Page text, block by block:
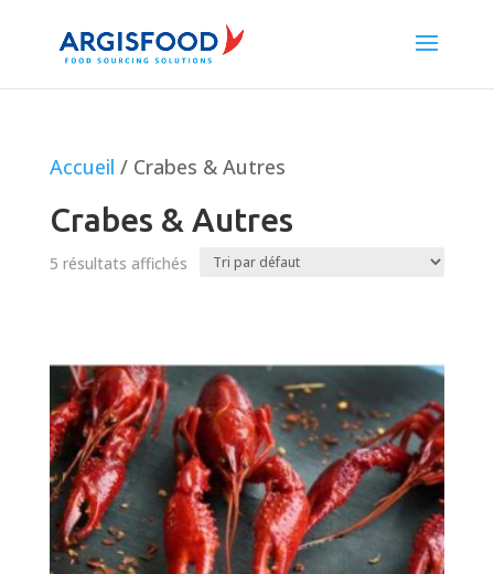
Accueil / Crabes & Autres
Crabes & Autres
5 résultats affichés